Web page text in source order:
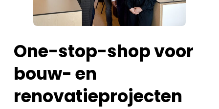
One-stop-shop voor
bouw- en
renovatieprojecten